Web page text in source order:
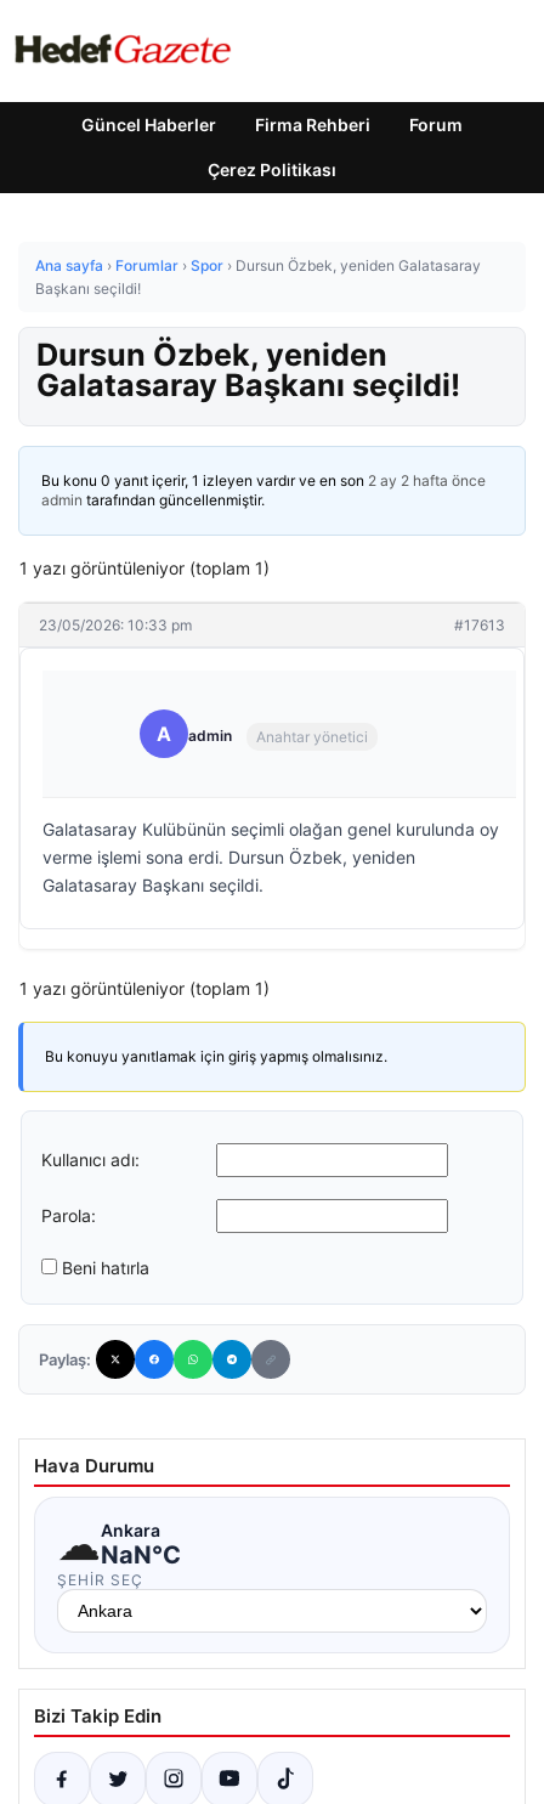
Güncel Haberler Firma Rehberi Forum
Çerez Politikası
Ana sayfa › Forumlar › Spor › Dursun Özbek, yeniden Galatasaray
Başkanı seçildi!
Dursun Özbek, yeniden
Galatasaray Başkanı seçildi!
Bu konu 0 yanıt içerir, 1 izleyen vardır ve en son 2 ay 2 hafta önce
admin tarafından güncellenmiştir.
1 yazı görüntüleniyor (toplam 1)
23/05/2026: 10:33 pm #17613
A admin Anahtar yönetici
Galatasaray Kulübünün seçimli olağan genel kurulunda oy
verme işlemi sona erdi. Dursun Özbek, yeniden
Galatasaray Başkanı seçildi.
1 yazı görüntüleniyor (toplam 1)
Bu konuyu yanıtlamak için giriş yapmış olmalısınız.
Kullanıcı adı:
Parola:
Beni hatırla
Paylaş:
Hava Durumu
☁Ankara
NaN°C
ŞEHIR SEÇ
Bizi Takip Edin